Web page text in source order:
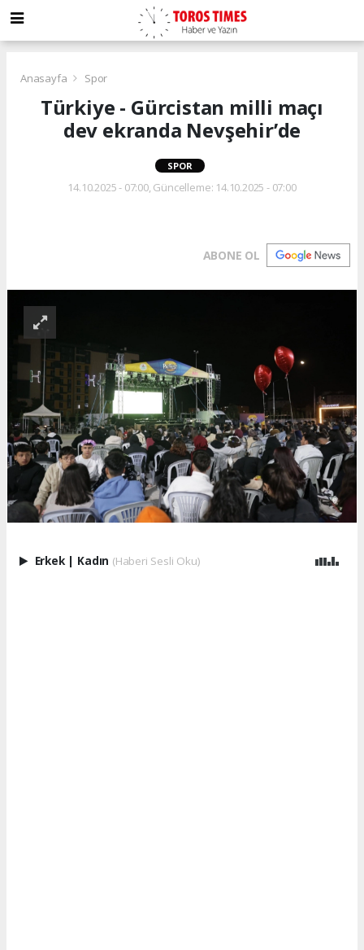
Anasayfa Spor
Türkiye - Gürcistan milli maçı
dev ekranda Nevşehir’de
SPOR
14.10.2025 - 07:00, Güncelleme: 14.10.2025 - 07:00
ABONE OL
Erkek | Kadın (Haberi Sesli Oku)